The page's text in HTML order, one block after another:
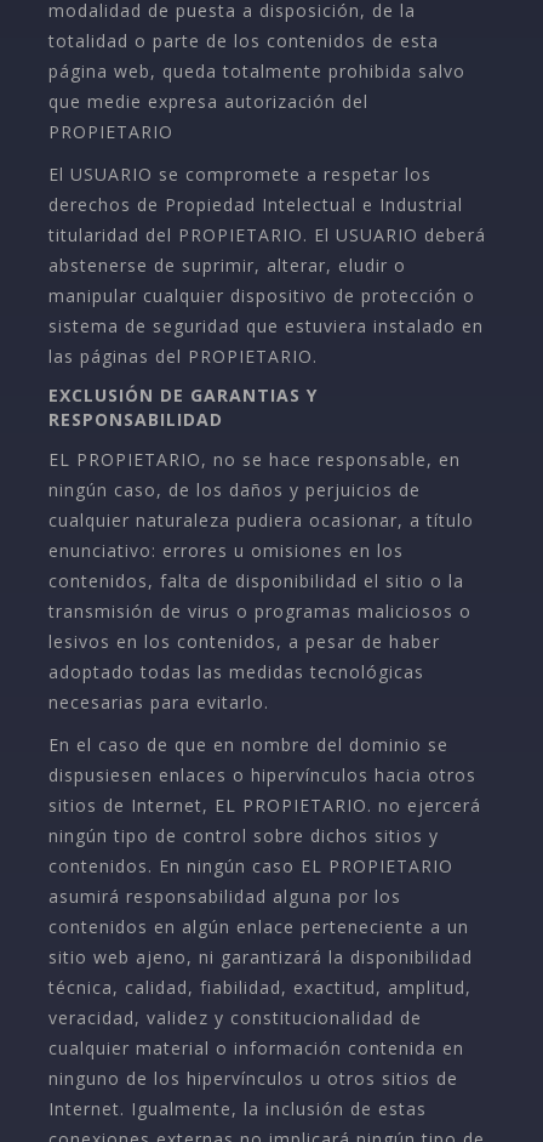
modalidad de puesta a disposición, de la
totalidad o parte de los contenidos de esta
página web, queda totalmente prohibida salvo
que medie expresa autorización del
PROPIETARIO
El USUARIO se compromete a respetar los
derechos de Propiedad Intelectual e Industrial
titularidad del PROPIETARIO. El USUARIO deberá
abstenerse de suprimir, alterar, eludir o
manipular cualquier dispositivo de protección o
sistema de seguridad que estuviera instalado en
las páginas del PROPIETARIO.
EXCLUSIÓN DE GARANTIAS Y
RESPONSABILIDAD
EL PROPIETARIO, no se hace responsable, en
ningún caso, de los daños y perjuicios de
cualquier naturaleza pudiera ocasionar, a título
enunciativo: errores u omisiones en los
contenidos, falta de disponibilidad el sitio o la
transmisión de virus o programas maliciosos o
lesivos en los contenidos, a pesar de haber
adoptado todas las medidas tecnológicas
necesarias para evitarlo.
En el caso de que en nombre del dominio se
dispusiesen enlaces o hipervínculos hacia otros
sitios de Internet, EL PROPIETARIO. no ejercerá
ningún tipo de control sobre dichos sitios y
contenidos. En ningún caso EL PROPIETARIO
asumirá responsabilidad alguna por los
contenidos en algún enlace perteneciente a un
sitio web ajeno, ni garantizará la disponibilidad
técnica, calidad, fiabilidad, exactitud, amplitud,
veracidad, validez y constitucionalidad de
cualquier material o información contenida en
ninguno de los hipervínculos u otros sitios de
Internet. Igualmente, la inclusión de estas